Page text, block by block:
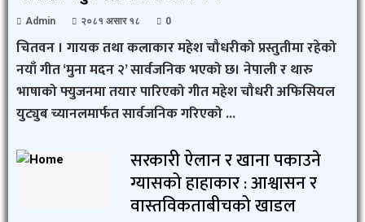
Admin २०८१ असार १८ 0
चितवन । गायक तथा कलाकार महेश चौधरीको प्रस्तुतीमा रहेको
नयाँ गीत ‘मुना मदन २’ सार्वजनिक भएको छ। नेपाली र थारु
भाषाको फ्युजनमा तयार पारिएको गीत महेश चौधरी अफिसियल
युट्युब च्यानलमार्फत सार्वजनिक गरिएको ...
सरकारी ऐलान र खाना पकाउने
ग्यासको हाहाकार : आश्वासन र
वास्तविकताबीचको खाडल